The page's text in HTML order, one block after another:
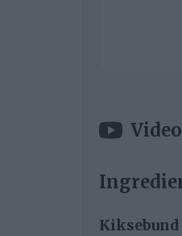
Kiksebund